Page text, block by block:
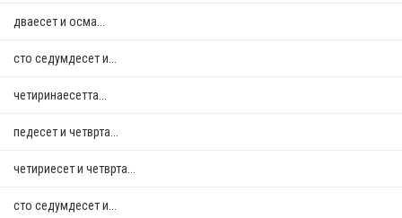
дваесет и осма...
сто седумдесет и...
четиринаесетта...
педесет и четврта...
четириесет и четврта...
сто седумдесет и...